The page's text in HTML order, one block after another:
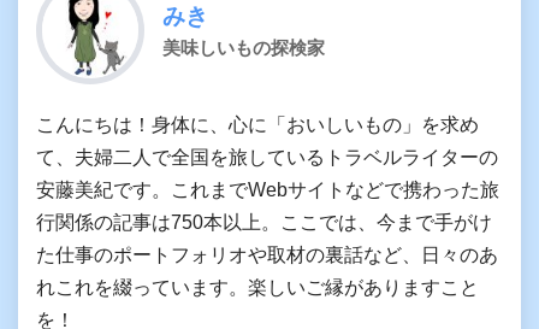
みき
美味しいもの探検家
こんにちは！身体に、心に「おいしいもの」を求め
て、夫婦二人で全国を旅しているトラベルライターの
安藤美紀です。これまでWebサイトなどで携わった旅
行関係の記事は750本以上。ここでは、今まで手がけ
た仕事のポートフォリオや取材の裏話など、日々のあ
れこれを綴っています。楽しいご縁がありますこと
を！